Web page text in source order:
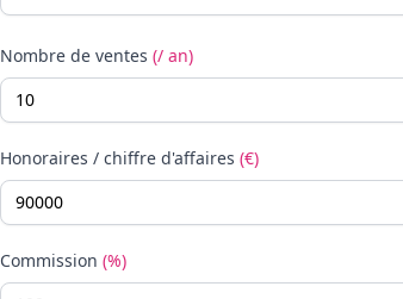
Nombre de ventes (/ an)
Honoraires / chiffre d'affaires (€)
Commission (%)